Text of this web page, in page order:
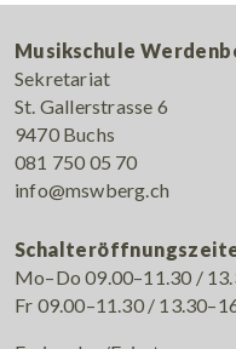
Musikschule
Sekretariat
St. Gallerstrasse 6
9470 Buchs
081 750 05 70
info@mswberg.ch
Mo–Do 09.00–11.30 /
Fr 09.00–11.30 /